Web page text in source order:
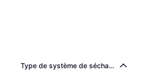
Type de système de séchage